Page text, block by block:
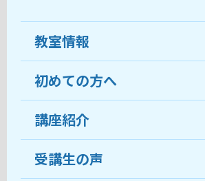
教室情報
教室について
受講生の声
おすすめ・人気の講座
初めての方へ
ココがおすすめ
料金
講座紹介
受講生の声